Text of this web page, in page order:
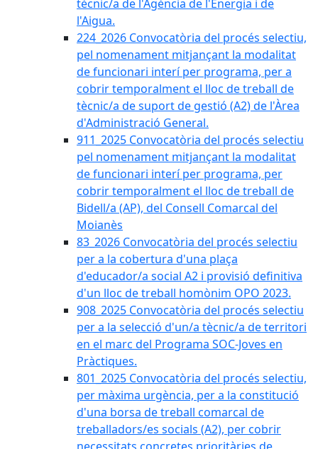
tècnic/a de l'Agència de l'Energia i de
l'Aigua.
224_2026 Convocatòria del procés selectiu,
pel nomenament mitjançant la modalitat
de funcionari interí per programa, per a
cobrir temporalment el lloc de treball de
tècnic/a de suport de gestió (A2) de l'Àrea
d'Administració General.
911_2025 Convocatòria del procés selectiu
pel nomenament mitjançant la modalitat
de funcionari interí per programa, per
cobrir temporalment el lloc de treball de
Bidell/a (AP), del Consell Comarcal del
Moianès
83_2026 Convocatòria del procés selectiu
per a la cobertura d'una plaça
d'educador/a social A2 i provisió definitiva
d'un lloc de treball homònim OPO 2023.
908_2025 Convocatòria del procés selectiu
per a la selecció d'un/a tècnic/a de territori
en el marc del Programa SOC-Joves en
Pràctiques.
801_2025 Convocatòria del procés selectiu,
per màxima urgència, per a la constitució
d'una borsa de treball comarcal de
treballadors/es socials (A2), per cobrir